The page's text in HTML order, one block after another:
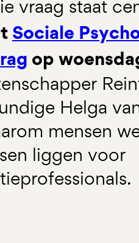
vraag staat
Sociale
op
Helga
mensen
liggen voor